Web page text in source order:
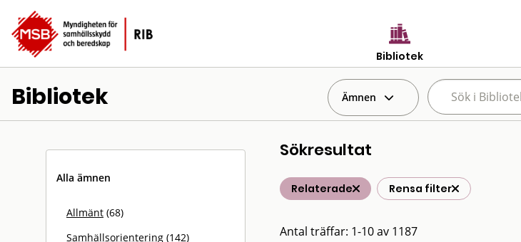
Bibliotek
Bibliotek Ämnen
Alla ämnen
Allmänt (68)
Samhällsorientering (142)
Sökresultat
Relaterade Rensa filter
Antal träffar: 1-10 av 1187